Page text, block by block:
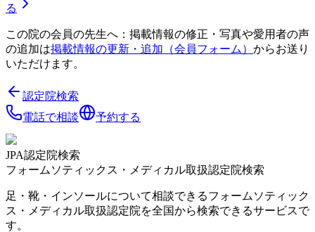
る
この院の会員の先生へ：掲載情報の修正・写真や愛用者の声
の追加は掲載情報の更新・追加（会員フォーム） からお送り
いただけます。
認定院検索
電話で相談
予約する
JPA認定院検索
フォームソティックス・メディカル取扱認定院検索
足・靴・インソールについて相談できるフォームソティック
ス・メディカル取扱認定院を全国から検索できるサービスで
す。